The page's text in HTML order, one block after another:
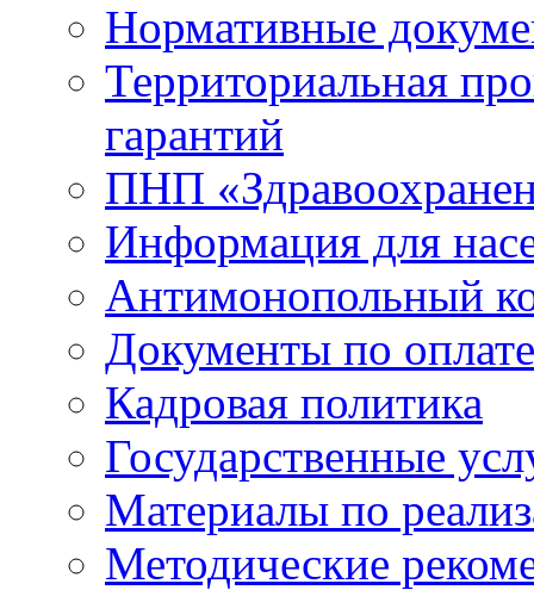
Нормативные
Территориальная
гарантий
ПНП
Информация для
Антимонопольный
Документы по
Кадровая политика
Государственные
Материалы по
Методические